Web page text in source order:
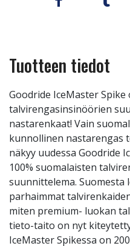
Tuotteen tiedot
Goodride IceMaster
talvirengasinsinöörien
nastarenkaat! Vain
kunnollinen nastarengas
näkyy uudessa Goodride
100% suomalaisten
suunnittelema. Suomesta
parhaimmat
miten premium- luokan
tieto-taito on nyt
IceMaster Spikessa on